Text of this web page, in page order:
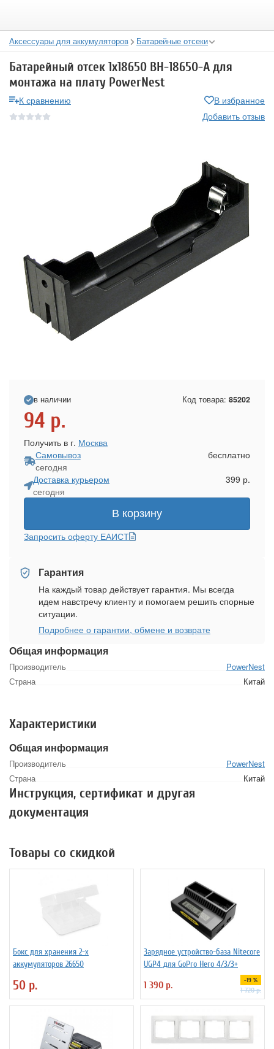
Аксессуары для аккумуляторов Батарейные отсеки
Батарейный отсек 1х18650 BH-18650-A для
монтажа на плату PowerNest
К сравнению
В избранное
Добавить отзыв
Общая информация
Производитель
PowerNest
Страна
Китай
в наличии Код товара: 85202
94 р.
Получить в г. Москва
Самовывоз
сегодня
бесплатно
Доставка курьером
сегодня
399 р.
В корзину
Запросить оферту ЕАИСТ
Гарантия
На каждый товар действует гарантия. Мы всегда
идем навстречу клиенту и помогаем решить спорные
ситуации.
Подробнее о гарантии, обмене и возврате
Характеристики
Общая информация
Производитель
PowerNest
Страна
Китай
Инструкция, сертификат и другая
документация
Товары со скидкой
Бокс для хранения 2-х
аккумуляторов 26650
50 р.
Зарядное устройство-база Nitecore
UGP4 для GoPro Hero 4/3/3+
1 390 р. -19 %
1 720 р.